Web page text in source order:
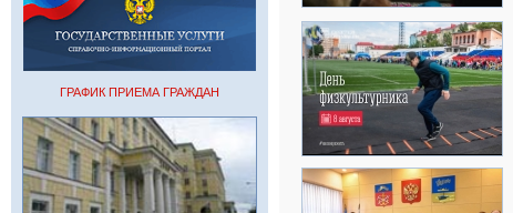
ГРАФИК ПРИЕМА ГРАЖДАН